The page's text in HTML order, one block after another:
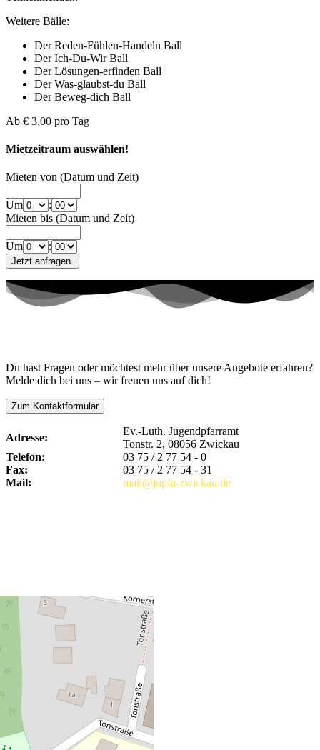
Weitere Bälle:
Der Reden-Fühlen-Handeln Ball
Der Ich-Du-Wir Ball
Der Lösungen-erfinden Ball
Der Was-glaubst-du Ball
Der Beweg-dich Ball
Ab € 3,00 pro Tag
Mietzeitraum auswählen!
Mieten von (Datum und Zeit)
Um
:
Mieten bis (Datum und Zeit)
Um :
Du hast Fragen oder möchtest mehr über unsere Angebote erfahren?
Melde dich bei uns – wir freuen uns auf dich!
Zum Kontaktformular
Adresse:
Ev.-Luth. Jugendpfarramt
Tonstr. 2, 08056 Zwickau
Telefon:
03 75 / 2 77 54 - 0
Fax:
03 75 / 2 77 54 - 31
Mail:
mail@jupfa-zwickau.de